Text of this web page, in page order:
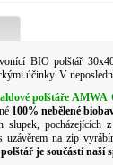
BIO polštář
účinky. V
polštáře
100% nebělené
slupek, pocházejících
uzávěrem na zip
je součástí naší